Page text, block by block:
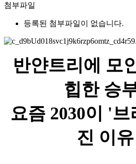
첨부파일
등록된 첨부파일이 없습니다.
반얀트리에 모
힙한 승
요즘 2030이 '
진 이